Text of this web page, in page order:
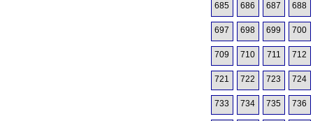
685 686 687 688
697 698 699 700
709 710 711 712
721 722 723 724
733 734 735 736